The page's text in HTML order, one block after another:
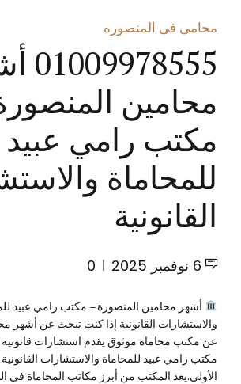
محامى فى المنصوره
محامين
مكتب رامي عبيد
للمحاماة
القانونية
6 نوفمبر 2025 0
أشهر محامين المنصورة – مكتب رامي عبيد
والاستشارات القانونية إذا كنت تبحث عن أشهر
عن مكتب محاماة موثوق يقدم استشارات قانونية
مكتب رامي عبيد للمحاماة والاستشارات
الأولى.يعد المكتب من أبرز مكاتب المحاماة في